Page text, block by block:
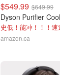
$549.99 $649.99
史低！能冲！！！速
amazon.ca